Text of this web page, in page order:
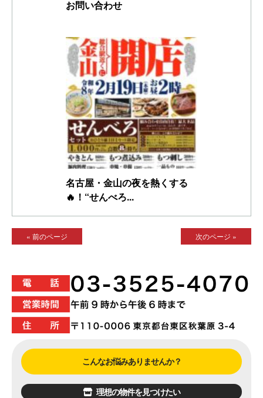
お問い合わせ
名古屋・金山の夜を熱くする
🔥！“せんべろ...
« 前のページ 次のページ »
こんなお悩みありませんか？
理想の物件を見つけたい